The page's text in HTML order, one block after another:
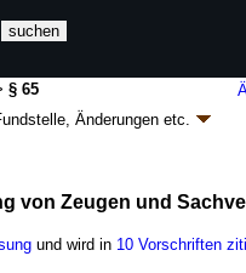
§ 65
Änderungen etc.
BGBl. 2026 I Nr. 224
von Zeugen und
und wird in 10 Vorschriften